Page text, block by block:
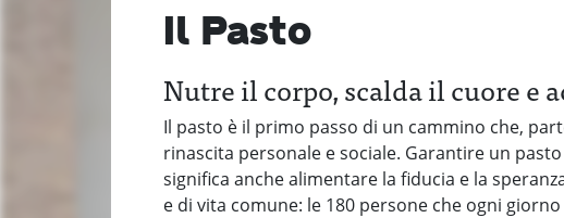
Il Pasto
Nutre il corpo, scalda il cuore e
Il pasto è il primo passo di un cammino che,
rinascita personale e sociale. Garantire un
significa anche alimentare la fiducia e la
e di vita comune: le 180 persone che ogni